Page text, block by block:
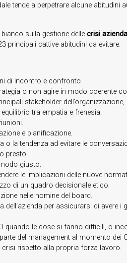
tende a perpetrare alcune
sulla gestione delle crisi
principali cattive abitudini da evitare:
di incontro e confronto
o non agire in modo coerente
stakeholder dell’organizzazione,
tra empatia e frenesia.
e pianificazione.
o la tendenza ad evitare le
presto.
giusto.
le implicazioni delle nuove
di un quadro decisionale etico.
nelle nomine del board.
dell’azienda per assicurarsi di avere i
quando le cose si fanno difficili, o
del management al momento dei
rispetto alla propria forza lavoro.